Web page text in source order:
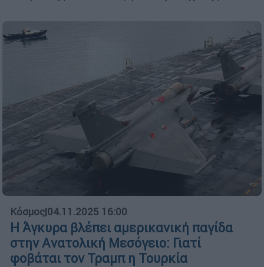
Κόσμος|04.11.2025 16:00
Η Άγκυρα βλέπει αμερικανική παγίδα
στην Aνατολική Μεσόγειο: Γιατί
φοβάται τον Τραμπ η Τουρκία